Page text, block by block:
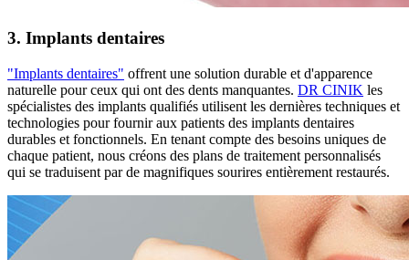
3. Implants dentaires
"Implants dentaires" offrent une solution durable et d'apparence
naturelle pour ceux qui ont des dents manquantes. DR CINIK les
spécialistes des implants qualifiés utilisent les dernières techniques et
technologies pour fournir aux patients des implants dentaires
durables et fonctionnels. En tenant compte des besoins uniques de
chaque patient, nous créons des plans de traitement personnalisés
qui se traduisent par de magnifiques sourires entièrement restaurés.